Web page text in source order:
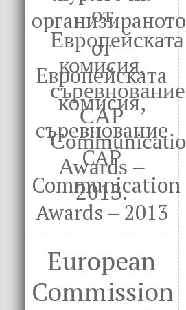
организираното
от
Европейската
комисия,
съревнование
CAP
Communication
Awards – 2013
European
Commission